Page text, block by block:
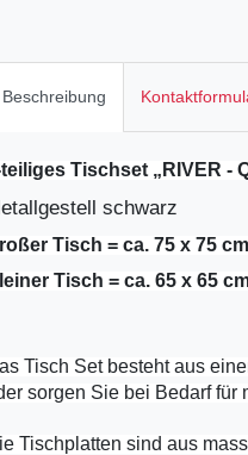
Beschreibung
Tischset „RIVER -
schwarz
Tisch = ca. 75 x 75
Tisch = ca. 65 x 65
Tisch Set besteht aus
sorgen Sie bei Bedarf für
Tischplatten sind aus